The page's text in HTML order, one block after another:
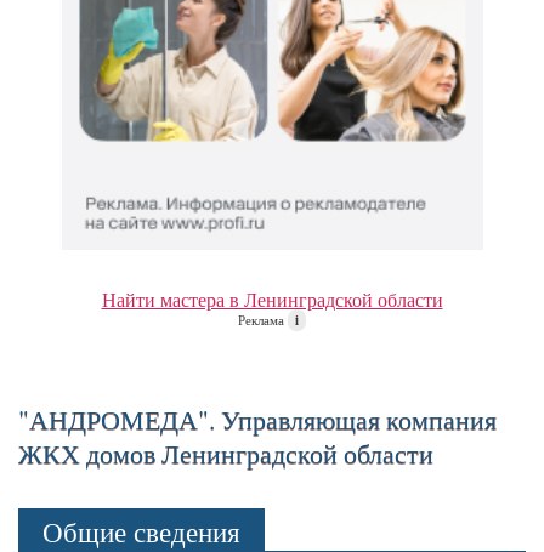
Найти мастера в Ленинградской области
Реклама i
"АНДРОМЕДА". Управляющая компания
ЖКХ домов Ленинградской области
Общие сведения